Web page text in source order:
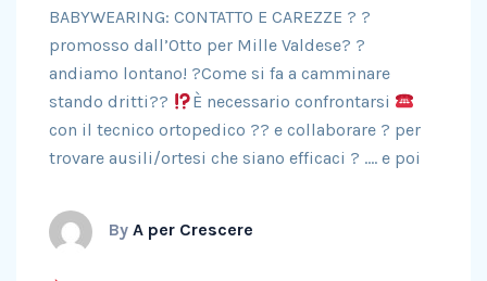
BABYWEARING: CONTATTO E CAREZZE ? ?
promosso dall’Otto per Mille Valdese? ?
andiamo lontano! ?Come si fa a camminare
stando dritti??
È necessario confrontarsi
con il tecnico ortopedico ?‍? e collaborare ? per
trovare ausili/ortesi che siano efficaci ? …. e poi
By A per Crescere